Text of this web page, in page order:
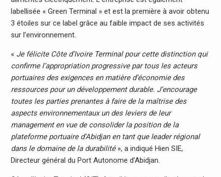
labellisée « Green Terminal » et est la première à avoir obtenu
3 étoiles sur ce label grâce au faible impact de ses activités
sur l’environnement.
« Je félicite Côte d’Ivoire Terminal pour cette distinction qui
confirme l’appropriation progressive par tous les acteurs
portuaires des exigences en matière d’économie des
ressources pour un développement durable. J’encourage
toutes les parties prenantes à faire de la maîtrise des
aspects environnementaux un des leviers de leur
management en vue de consolider la position de la
plateforme portuaire d’Abidjan en tant que leader régional
dans le domaine de la durabilité», a indiqué Hien SIE,
Directeur général du Port Autonome d’Abidjan.